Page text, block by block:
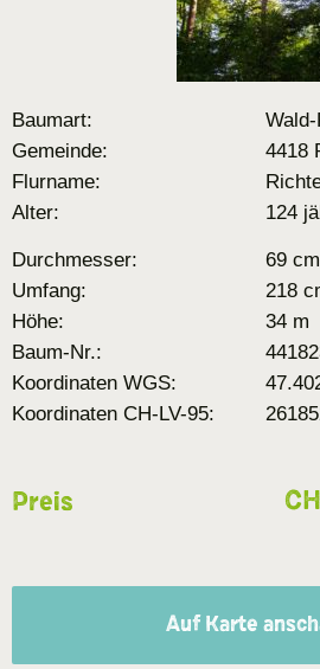
Baumart:
Gemeinde:
4418
Flurname:
Alter:
124
Durchmesser:
69 cm
Umfang:
218
Höhe:
34 m
Baum-Nr.:
Koordinaten WGS:
Koordinaten CH-LV-95:
Preis
Auf Karte